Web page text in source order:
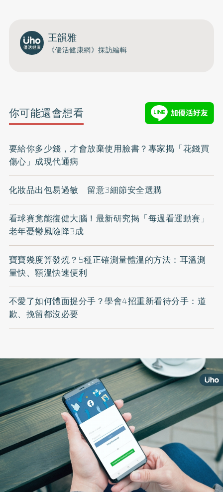
王韻雅
《優活健康網》採訪編輯
你可能還會想看
要給你多少錢，才會放棄使用臉書？專家揭「花錢買
傷心」成現代通病
化妝品出包易過敏 留意3細節安全選購
看球賽竟能復健大腦！最新研究揭「每週看運動賽」
老年憂鬱風險降3成
寶寶幾度算發燒？5種正確測量體溫的方法：耳溫測
量快、額溫快速便利
不愛了如何體面提分手？學會4招重新看待分手：道
歉、挽留都沒必要